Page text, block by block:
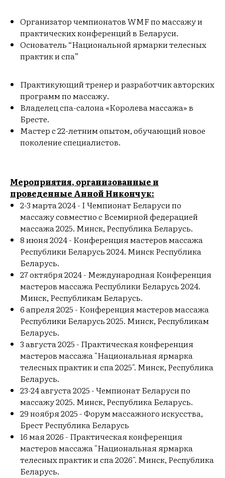
Организатор чемпионатов WMF по массажу и
практических конференций в Беларуси.
Основатель “Национальной ярмарки телесных
практик и спа”
Практикующий тренер и разработчик авторских
программ по массажу.
Владелец спа-салона «Королева массажа» в
Бресте.
Мастер с 22-летним опытом, обучающий новое
поколение специалистов.
Мероприятия, организованные и
проведенные Анной Никончук:
2-3 марта 2024 - I Чемпионат Беларуси по
массажу совместно с Всемирной федерацией
массажа 2025. Минск, Республика Беларусь.
8 июня 2024 - Конференция мастеров массажа
Республики Беларусь 2024. Минск Республика
Беларусь.
27 октября 2024 - Международная Конференция
мастеров массажа Республики Беларусь 2024.
Минск, Республикам Беларусь.
6 апреля 2025 - Конференция мастеров массажа
Республики Беларусь 2025. Минск, Республикам
Беларусь.
3 августа 2025 - Практическая конференция
мастеров массажа "Национальная ярмарка
телесных практик и спа 2025". Минск, Республика
Беларусь.
23-24 августа 2025 - Чемпионат Беларуси по
массажу 2025. Минск, Республика Беларусь.
29 ноября 2025 - Форум массажного искусства,
Брест Республика Беларусь
16 мая 2026 - Практическая конференция
мастеров массажа "Национальная ярмарка
телесных практик и спа 2026". Минск, Республика
Беларусь.